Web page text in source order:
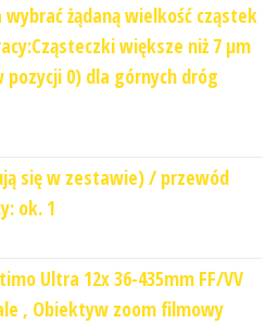
żądaną wielkość cząstek
większe niż 7 μm
0) dla górnych dróg
się w zestawie) / przewód
ok. 1
Ultra 12x 36-435mm FF/VV
, Obiektyw zoom filmowy